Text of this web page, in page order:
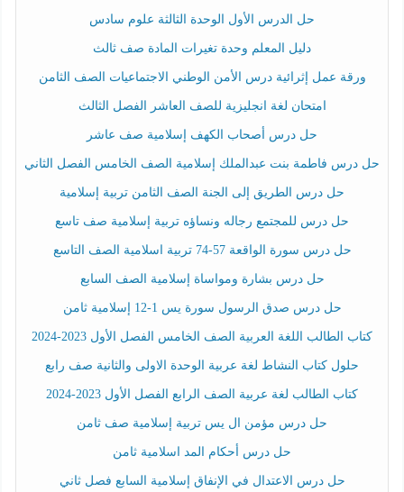
حل الدرس الأول الوحدة الثالثة علوم سادس
دليل المعلم وحدة تغيرات المادة صف ثالث
ورقة عمل إثرائية درس الأمن الوطني الاجتماعيات الصف الثامن
امتحان لغة انجليزية للصف العاشر الفصل الثالث
حل درس أصحاب الكهف إسلامية صف عاشر
حل درس فاطمة بنت عبدالملك إسلامية الصف الخامس الفصل الثاني
حل درس الطريق إلى الجنة الصف الثامن تربية إسلامية
حل درس للمجتمع رجاله ونساؤه تربية إسلامية صف تاسع
حل درس سورة الواقعة 57-74 تربية اسلامية الصف التاسع
حل درس بشارة ومواساة إسلامية الصف السابع
حل درس صدق الرسول سورة يس 1-12 إسلامية ثامن
كتاب الطالب اللغة العربية الصف الخامس الفصل الأول 2023-2024
حلول كتاب النشاط لغة عربية الوحدة الاولى والثانية صف رابع
كتاب الطالب لغة عربية الصف الرابع الفصل الأول 2023-2024
حل درس مؤمن ال يس تربية إسلامية صف ثامن
حل درس أحكام المد اسلامية ثامن
حل درس الاعتدال في الإنفاق إسلامية السابع فصل ثاني